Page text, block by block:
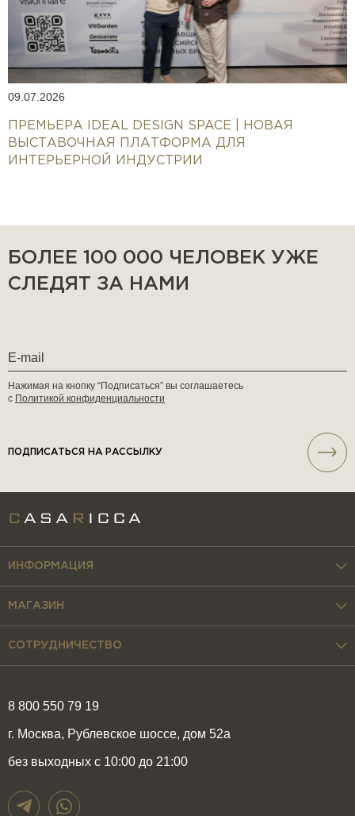
09.07.2026
ПРЕМЬЕРА IDEAL DESIGN SPACE | НОВАЯ
ВЫСТАВОЧНАЯ ПЛАТФОРМА ДЛЯ
ИНТЕРЬЕРНОЙ ИНДУСТРИИ
БОЛЕЕ 100 000 ЧЕЛОВЕК УЖЕ
СЛЕДЯТ ЗА НАМИ
Нажимая на кнопку “Подписаться” вы соглашаетесь
с Политикой конфиденциальности
ПОДПИСАТЬСЯ НА РАССЫЛКУ
8 800 550 79 19
г. Москва, Рублевское шоссе, дом 52а
без выходных с 10:00 до 21:00
ИНФОРМАЦИЯ
МАГАЗИН
СОТРУДНИЧЕСТВО